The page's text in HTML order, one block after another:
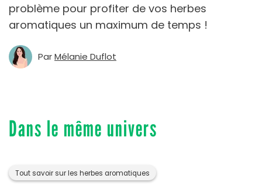
problème pour profiter de vos herbes
aromatiques un maximum de temps !
ParMélanie Duflot
Dans le même univers
Tout savoir sur les herbes aromatiques